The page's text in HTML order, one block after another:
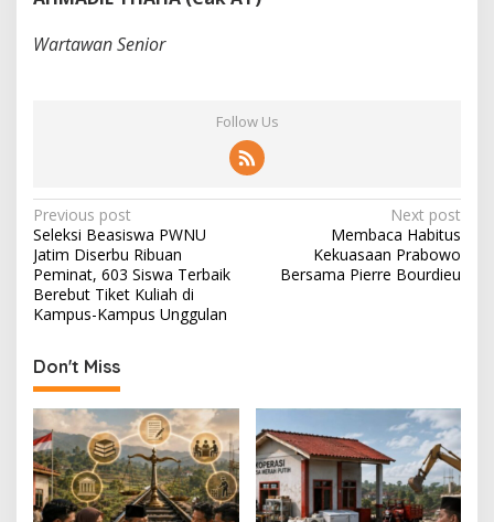
Wartawan Senior
Follow Us
P
o
s
t
a
v
i
g
a
Previous post
Seleksi Beasiswa PWNU
Jatim Diserbu Ribuan
Peminat, 603 Siswa Terbaik
Berebut Tiket Kuliah di
Kampus-Kampus Unggulan
Next post
Membaca Habitus
Kekuasaan Prabowo
Bersama Pierre Bourdieu
Don't Miss